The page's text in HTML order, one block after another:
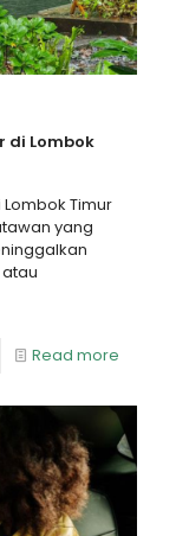
di Lombok
Timur
yang
Read more